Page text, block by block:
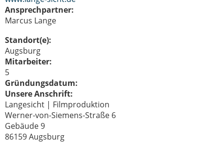
Ansprechpartner:
Marcus Lange
Standort(e):
Augsburg
Mitarbeiter:
5
Gründungsdatum:
Unsere Anschrift:
Langesicht | Filmproduktion
Werner-von-Siemens-Straße 6
Gebäude 9
86159 Augsburg